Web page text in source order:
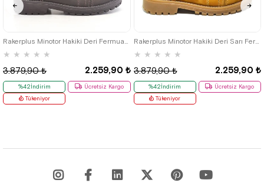
★ ★ ★ ★ ★
2.259,90 ₺
3.879,90 ₺
%42İndirim
Ücretsiz Kargo
Tükeniyor
26 27 28 29 30 31
32
Rakerplus Minotor Hakiki Deri Sarı Fermuarlı Çocuk Bot
★ ★ ★ ★ ★
2.259,90 ₺
3.879,90 ₺
%42İndirim
Ücretsiz Kargo
Tükeniyor
26 27 28 29 30 31
32